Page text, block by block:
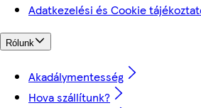
Adatkezelési és Cookie
Rólunk
Akadálymentesség
Hova szállítunk?